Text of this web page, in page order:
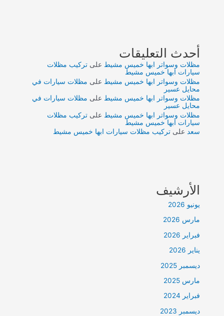
أحدث التعليقات
مظلات وسواتر ابها خميس مشيط علىتركيب مظلات
سيارات ابها خميس مشيط
مظلات وسواتر ابها خميس مشيط على مظلات سيارات في
محايل عسير
مظلات وسواتر ابها خميس مشيط على مظلات سيارات في
محايل عسير
مظلات وسواتر ابها خميس مشيط علىتركيب مظلات
سيارات ابها خميس مشيط
سعد علىتركيب مظلات سيارات ابها خميس مشيط
الأرشيف
يونيو 2026
مارس 2026
فبراير 2026
يناير 2026
ديسمبر 2025
مارس 2025
فبراير 2024
ديسمبر 2023